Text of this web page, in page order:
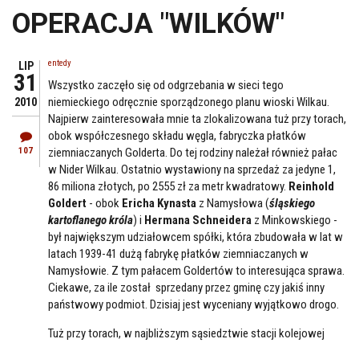
OPERACJA "WILKÓW"
LIP
31
2010
107
entedy
Wszystko zaczęło się od odgrzebania w sieci tego
niemieckiego odręcznie sporządzonego planu wioski Wilkau.
Najpierw zainteresowała mnie ta zlokalizowana tuż przy torach,
obok współczesnego składu węgla, fabryczka płatków
ziemniaczanych Golderta. Do tej rodziny należał również pałac
w Nider Wilkau. Ostatnio wystawiony na sprzedaż za jedyne 1,
86 miliona złotych, po 2555 zł za metr kwadratowy. Reinhold
Goldert - obok Ericha Kynasta z Namysłowa (śląskiego
kartoflanego króla) i Hermana Schneidera z Minkowskiego -
był największym udziałowcem spółki, która zbudowała w lat w
latach 1939-41 dużą fabrykę płatków ziemniaczanych w
Namysłowie. Z tym pałacem Goldertów to interesująca sprawa.
Ciekawe, za ile został sprzedany przez gminę czy jakiś inny
państwowy podmiot. Dzisiaj jest wyceniany wyjątkowo drogo.
Tuż przy torach, w najbliższym sąsiedztwie stacji kolejowej